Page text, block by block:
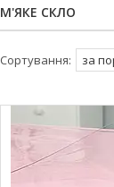
М'ЯКЕ СКЛО